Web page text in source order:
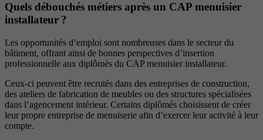
Quels débouchés métiers après un CAP menuisier
installateur ?
Les opportunités d’emploi sont nombreuses dans le secteur du
bâtiment, offrant ainsi de bonnes perspectives d’insertion
professionnelle aux diplômés du CAP menuisier installateur.
Ceux-ci peuvent être recrutés dans des entreprises de construction,
des ateliers de fabrication de meubles ou des structures spécialisées
dans l’agencement intérieur. Certains diplômés choisissent de créer
leur propre entreprise de menuiserie afin d’exercer leur activité à leur
compte.